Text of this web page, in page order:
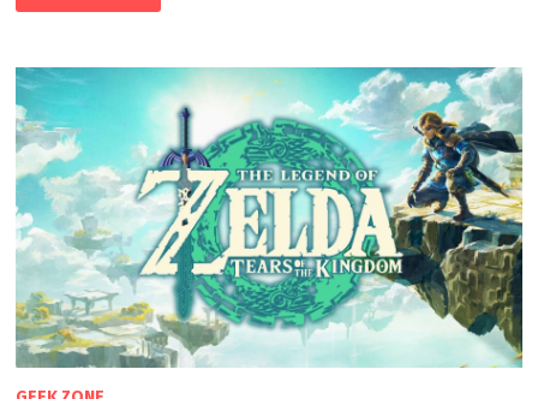
OF
OF
THE
KINGDOM
:
DEUXIÈME
PARTIE